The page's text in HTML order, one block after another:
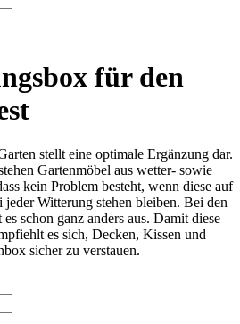
für den
stellt eine optimale Ergänzung dar.
Gartenmöbel aus wetter- sowie
kein Problem besteht, wenn diese auf
jeder Witterung stehen bleiben. Bei den
schon ganz anders aus. Damit diese
es sich, Decken, Kissen und
sicher zu verstauen.